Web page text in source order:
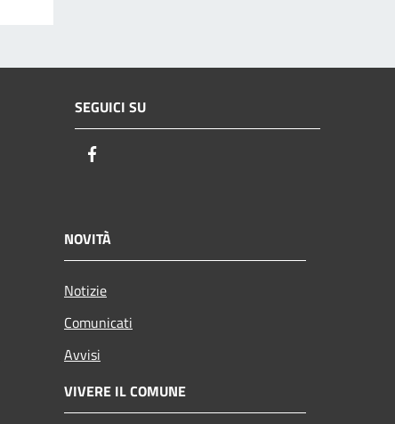
SEGUICI SU
NOVITÀ
Notizie
Comunicati
Avvisi
VIVERE IL COMUNE